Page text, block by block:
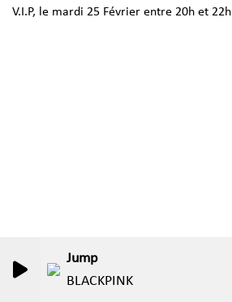
Jump
BLACKPINK0
V.I.P, le mardi 25 Février entre 20h et 22h